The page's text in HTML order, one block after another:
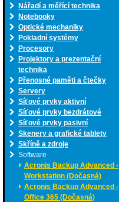
Nářadí a měřící technika
Notebooky
Optické mechaniky
Pokladní systémy
Procesory
Projektory a prezentační
technika
Přenosné paměti a čtečky
Servery
Síťové prvky aktivní
Síťové prvky bezdrátové
Síťové prvky pasivní
Skenery a grafické tablety
Skříně a zdroje
Software
Acronis Backup Advanced -
Workstation (Dočasná)
Acronis Backup Advanced -
Office 365 (Dočasná)